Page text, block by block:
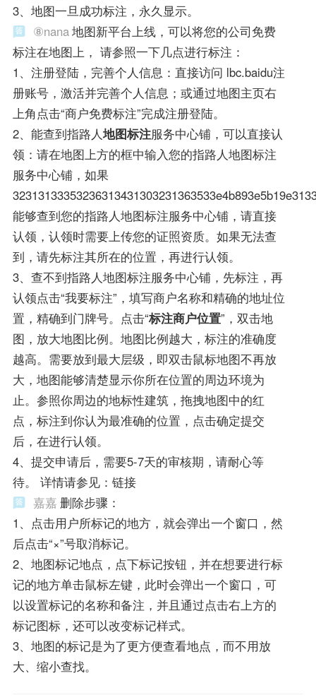
3、地图一旦成功标注，永久显示。
⑧nana地图新平台上线，可以将您的公司免费
标注在地图上， 请参照一下几点进行标注：
1、注册登陆，完善个人信息：直接访问 lbc.baidu注
册账号，激活并完善个人信息；或通过地图主页右
上角点击“商户免费标注”完成注册登陆。
2、能查到指路人地图标注服务中心铺，可以直接认
领：请在地图上方的框中输入您的指路人地图标注
服务中心铺，如果
能够查到您的指路人地图标注服务中心铺，请直接
认领，认领时需要上传您的证照资质。如果无法查
到，请先标注其所在的位置，再进行认领。
3、查不到指路人地图标注服务中心铺，先标注，再
认领点击“我要标注”，填写商户名称和精确的地址位
置，精确到门牌号。点击“标注商户位置”，双击地
图，放大地图比例。地图比例越大，标注的准确度
越高。需要放到最大层级，即双击鼠标地图不再放
大，地图能够清楚显示你所在位置的周边环境为
止。参照你周边的地标性建筑，拖拽地图中的红
点，标注到你认为最准确的位置，点击确定提交
后，在进行认领。
4、提交申请后，需要5-7天的审核期，请耐心等
待。 详情请参见：链接
嘉嘉 删除步骤：
1、点击用户所标记的地方，就会弹出一个窗口，然
后点击“×”号取消标记。
2、地图标记地点，点下标记按钮，并在想要进行标
记的地方单击鼠标左键，此时会弹出一个窗口，可
以设置标记的名称和备注，并且通过点击右上方的
标记图标，还可以改变标记样式。
3、地图的标记是为了更方便查看地点，而不用放
大、缩小查找。